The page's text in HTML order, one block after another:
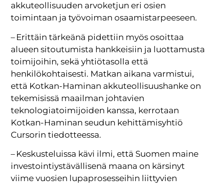
akkuteollisuuden arvoketjun eri osien
toimintaan ja työvoiman osaamistarpeeseen.
– Erittäin tärkeänä pidettiin myös osoittaa
alueen sitoutumista hankkeisiin ja luottamusta
toimijoihin, sekä yhtiötasolla että
henkilökohtaisesti. Matkan aikana varmistui,
että Kotkan-Haminan akkuteollisuushanke on
tekemisissä maailman johtavien
teknologiatoimijoiden kanssa, kerrotaan
Kotkan-Haminan seudun kehittämisyhtiö
Cursorin tiedotteessa.
– Keskusteluissa kävi ilmi, että Suomen maine
investointiystävällisenä maana on kärsinyt
viime vuosien lupaprosesseihin liittyvien